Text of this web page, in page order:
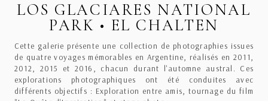
LOS GLACIARES NATIONAL
PARK • EL CHALTEN
Cette galerie présente une collection de photographies issues
de quatre voyages mémorables en Argentine, réalisés en 2011,
2012, 2015 et 2016, chacun durant l'automne austral. Ces
explorations photographiques ont été conduites avec
différents objectifs : Exploration entre amis, tournage du film